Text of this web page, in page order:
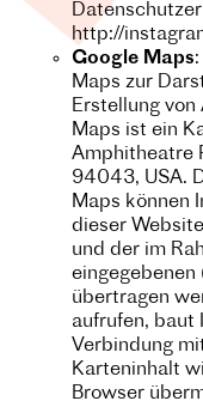
http://
Google Maps
Maps zur
Erstellung
Maps ist ein
Amphitheatre
94043, USA.
Maps können
dieser
und der im
eingegebenen
übertragen
aufrufen, baut
Verbindung
Karteninhalt
Browser